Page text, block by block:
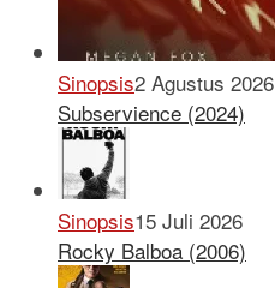
Sinopsis2 Agustus 2026
Subservience (2024)
Sinopsis15 Juli 2026
Rocky Balboa (2006)